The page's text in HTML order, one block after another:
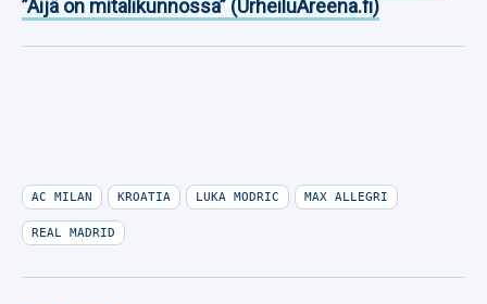
”Äijä on mitalikunnossa” (UrheiluAreena.fi)
AC MILAN KROATIA LUKA MODRIC MAX ALLEGRI
REAL MADRID